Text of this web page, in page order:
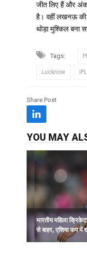
जीत लिए हैं और अंक
है। वहीं लखनऊ की
थोड़ा मुश्किल बना
Tags:
Lucknow IPL
Share Post
YOU MAY
भारतीय महिला
से बाहर, एशिया कप में